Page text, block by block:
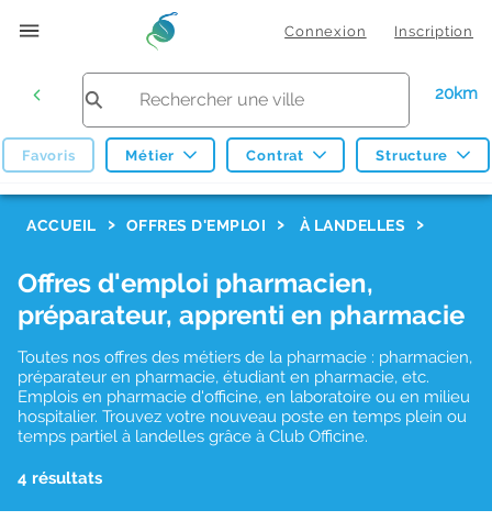
Connexion Inscription
20km
Favoris Métier Contrat Structure
ACCUEIL OFFRES D'EMPLOI À LANDELLES
Offres d'emploi pharmacien,
préparateur, apprenti en pharmacie
Toutes nos offres des métiers de la pharmacie : pharmacien,
préparateur en pharmacie, étudiant en pharmacie, etc.
Emplois en pharmacie d'officine, en laboratoire ou en milieu
hospitalier. Trouvez votre nouveau poste en temps plein ou
temps partiel à landelles grâce à Club Officine.
4 résultats